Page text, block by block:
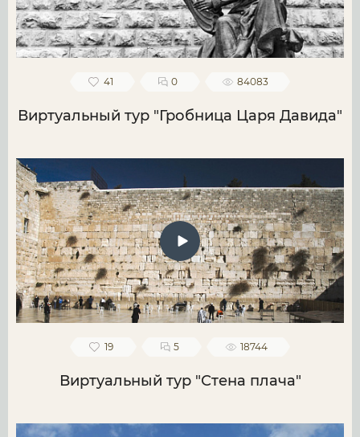
41 0 84083
Виртуальный тур "Гробница Царя Давида"
19 5 18744
Виртуальный тур "Стена плача"